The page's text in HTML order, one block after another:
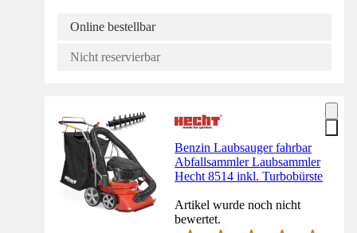
Online bestellbar
Nicht reservierbar
Benzin Laubsauger fahrbar
Abfallsammler Laubsammler
Hecht 8514 inkl. Turbobürste
Artikel wurde noch nicht
bewertet.